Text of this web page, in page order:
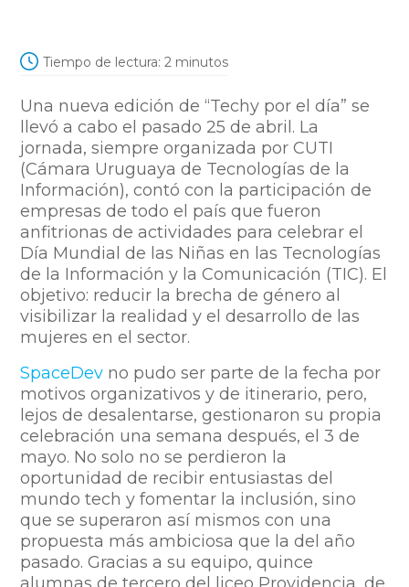
Tiempo de lectura: 2 minutos
Una nueva edición de “Techy por el día” se
llevó a cabo el pasado 25 de abril. La
jornada, siempre organizada por CUTI
(Cámara Uruguaya de Tecnologías de la
Información), contó con la participación de
empresas de todo el país que fueron
anfitrionas de actividades para celebrar el
Día Mundial de las Niñas en las Tecnologías
de la Información y la Comunicación (TIC). El
objetivo: reducir la brecha de género al
visibilizar la realidad y el desarrollo de las
mujeres en el sector.
SpaceDev no pudo ser parte de la fecha por
motivos organizativos y de itinerario, pero,
lejos de desalentarse, gestionaron su propia
celebración una semana después, el 3 de
mayo. No solo no se perdieron la
oportunidad de recibir entusiastas del
mundo tech y fomentar la inclusión, sino
que se superaron así mismos con una
propuesta más ambiciosa que la del año
pasado. Gracias a su equipo, quince